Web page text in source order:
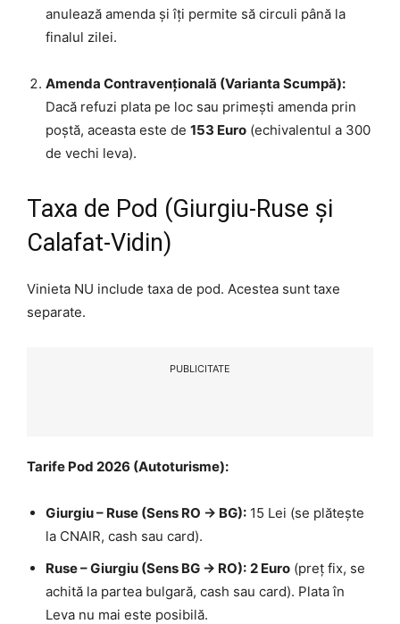
anulează amenda și îți permite să circuli până la
finalul zilei.
Amenda Contravențională (Varianta Scumpă):
Dacă refuzi plata pe loc sau primești amenda prin
poștă, aceasta este de 153 Euro (echivalentul a 300
de vechi leva).
Taxa de Pod (Giurgiu-Ruse și
Calafat-Vidin)
Vinieta NU include taxa de pod. Acestea sunt taxe
separate.
PUBLICITATE
Tarife Pod 2026 (Autoturisme):
Giurgiu – Ruse (Sens RO -> BG): 15 Lei (se plătește
la CNAIR, cash sau card).
Ruse – Giurgiu (Sens BG -> RO): 2 Euro (preț fix, se
achită la partea bulgară, cash sau card). Plata în
Leva nu mai este posibilă.